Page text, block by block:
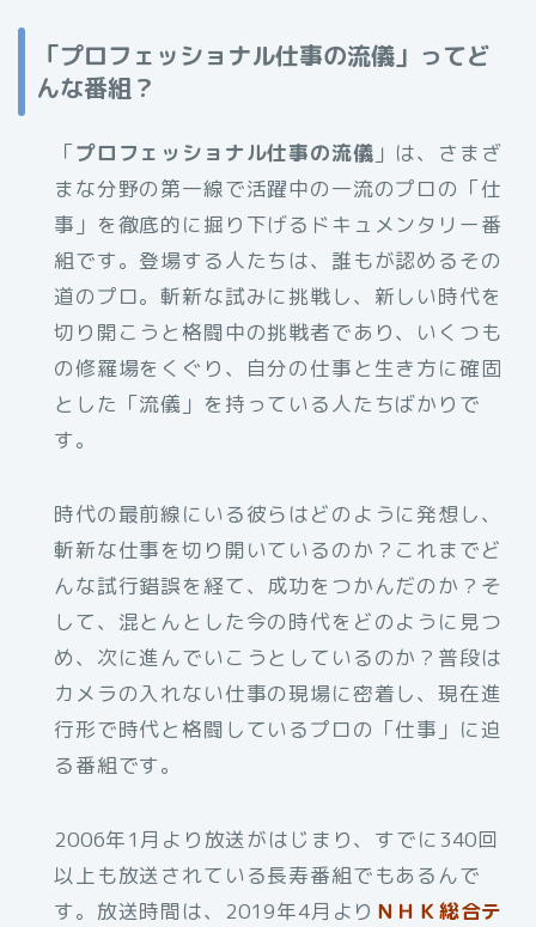
「プロフェッショナル仕事の流儀」ってど
んな番組？
「プロフェッショナル仕事の流儀 」は、さまざ
まな分野の第一線で活躍中の一流のプロの「仕
事」を徹底的に掘り下げるドキュメンタリー番
組です。登場する人たちは、誰もが認めるその
道のプロ。斬新な試みに挑戦し、新しい時代を
切り開こうと格闘中の挑戦者であり、いくつも
の修羅場をくぐり、自分の仕事と生き方に確固
とした「流儀」を持っている人たちばかりで
す。
時代の最前線にいる彼らはどのように発想し、
斬新な仕事を切り開いているのか？これまでど
んな試行錯誤を経て、成功をつかんだのか？そ
して、混とんとした今の時代をどのように見つ
め、次に進んでいこうとしているのか？普段は
カメラの入れない仕事の現場に密着し、現在進
行形で時代と格闘しているプロの「仕事」に迫
る番組です。
2006年1月より放送がはじまり、すでに340回
以上も放送されている長寿番組でもあるんで
す。放送時間は、2019年4月より ＮＨＫ総合テ